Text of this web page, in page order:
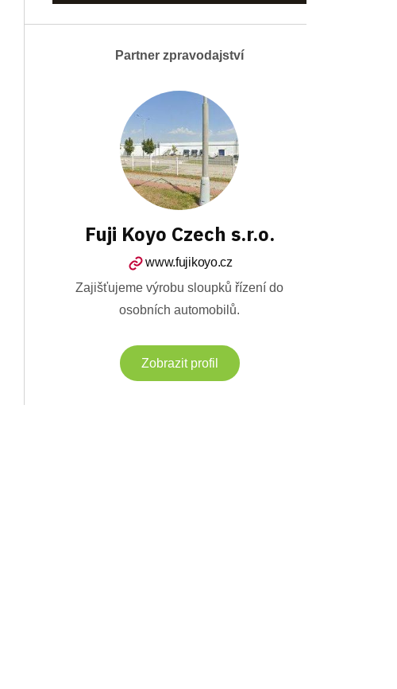
Partner zpravodajství
Fuji Koyo Czech s.r.o.
www.fujikoyo.cz
Zajišťujeme výrobu sloupků řízení do
osobních automobilů.
Zobrazit profil